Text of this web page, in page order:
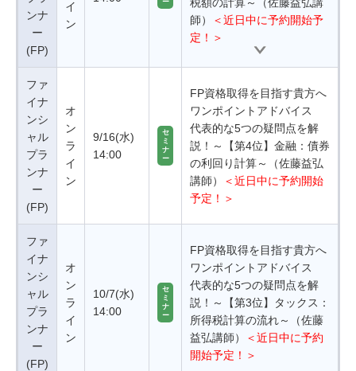
ンナ
ー
(FP)
イ
ン
ー
師）
＜近日中に予約開始予
定！＞
ファ
イナ
ンシ
ャル
プラ
ンナ
ー
(FP)
オ
ン
ラ
イ
ン
9/16(水)
14:00
セ
ミ
ナ
ー
FP資格取得を目指す貴方へ
ワンポイントアドバイス
代表的な5つの疑問点を解
説！～【第4位】金融：債券
の利回り計算～（佐藤益弘
講師）
＜近日中に予約開始
予定！＞
ファ
イナ
ンシ
ャル
プラ
ンナ
ー
(FP)
オ
ン
ラ
イ
ン
10/7(水)
14:00
セ
ミ
ナ
ー
FP資格取得を目指す貴方へ
ワンポイントアドバイス
代表的な5つの疑問点を解
説！～【第3位】タックス：
所得税計算の流れ～（佐藤
益弘講師）
＜近日中に予約
開始予定！＞